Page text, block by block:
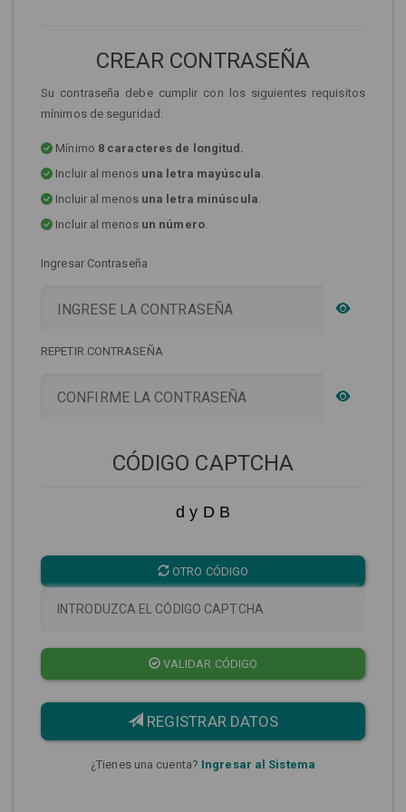
CREAR CONTRASEÑA
Su contraseña debe cumplir con los siguientes requisitos
mínimos de seguridad:
Mínimo 8 caracteres de longitud.
Incluir al menos una letra mayúscula.
Incluir al menos una letra minúscula.
Incluir al menos un número.
Ingresar Contraseña
REPETIR CONTRASEÑA
CÓDIGO CAPTCHA
d y D B
OTRO CÓDIGO
VALIDAR CÓDIGO
REGISTRAR DATOS
¿Tienes una cuenta? Ingresar al Sistema